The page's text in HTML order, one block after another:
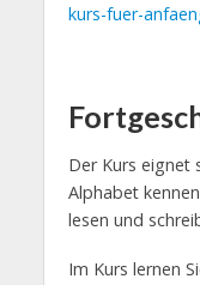
kurs-fuer-
Der Kurs eignet
Alphabet
lesen und
Im Kurs lernen